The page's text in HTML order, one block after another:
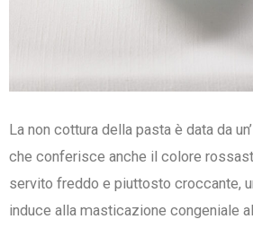
La non cottura della pasta è data da
che conferisce anche il colore
servito freddo e piuttosto croccante,
induce alla masticazione congeniale